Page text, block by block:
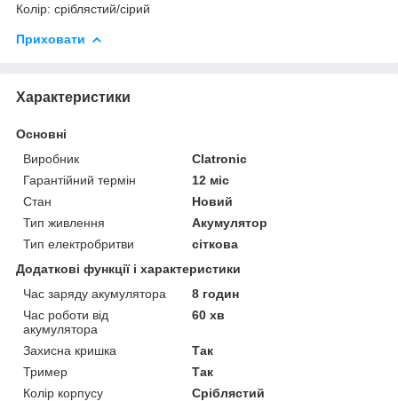
Колір: сріблястий/сірий
Приховати
Характеристики
Основні
Виробник
Clatronic
Гарантійний термін
12 міс
Стан
Новий
Тип живлення
Акумулятор
Тип електробритви
сіткова
Додаткові функції і характеристики
Час заряду акумулятора
8 годин
Час роботи від
акумулятора
60 хв
Захисна кришка
Так
Тример
Так
Колір корпусу
Сріблястий